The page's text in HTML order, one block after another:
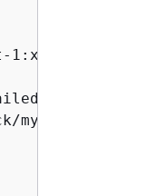
to create:
mycluster/